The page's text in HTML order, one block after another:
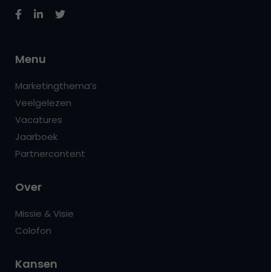
Menu
Marketingthema’s
Veelgelezen
Vacatures
Jaarboek
Partnercontent
Over
Missie & Visie
Colofon
Kansen